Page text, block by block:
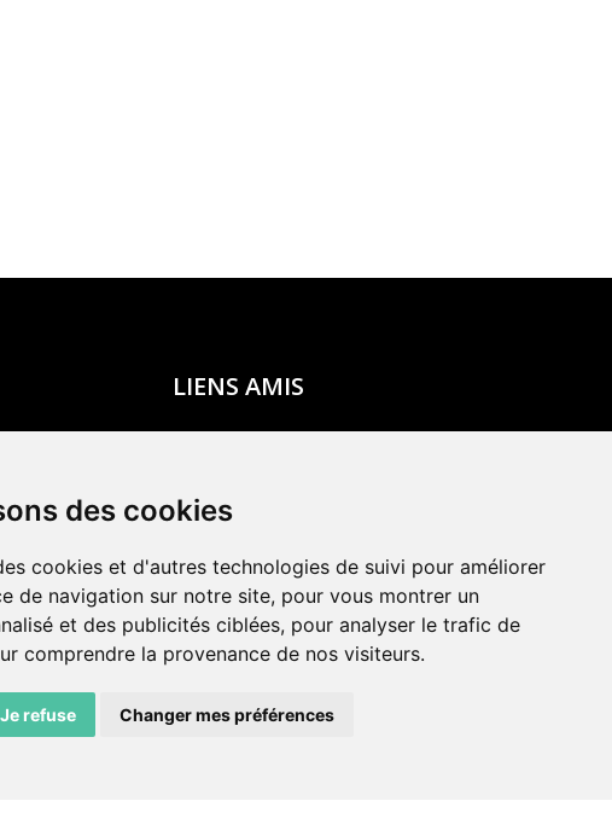
des cookies
cookies et d'autres technologies de suivi pour améliorer
de navigation sur notre site, pour vous montrer un
et des publicités ciblées, pour analyser le trafic de
comprendre la provenance de nos visiteurs.
Je refuse Changer mes préférences
LIENS AMIS